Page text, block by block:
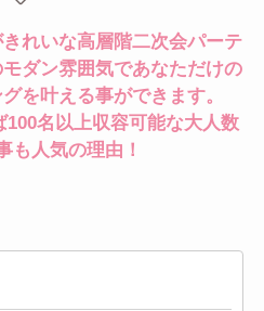
れいな高層階二次会パーテ
ダン雰囲気であなただけの
を叶える事ができます。
名以上収容可能な大人数
も人気の理由！